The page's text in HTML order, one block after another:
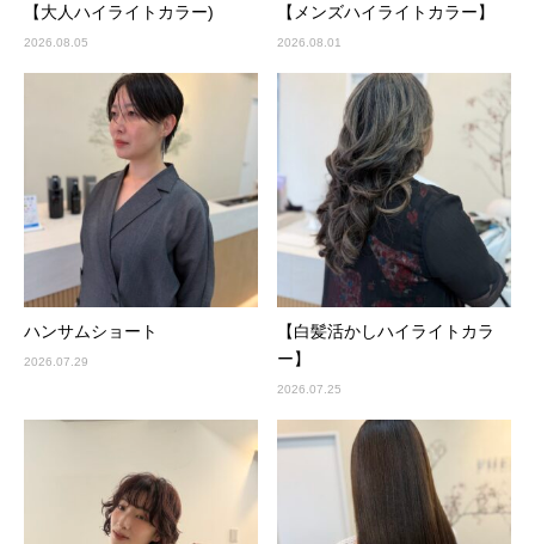
【大人ハイライトカラー)
2026.08.05
【メンズハイライトカラー】
2026.08.01
ハンサムショート
2026.07.29
【白髪活かしハイライトカラ
ー】
2026.07.25